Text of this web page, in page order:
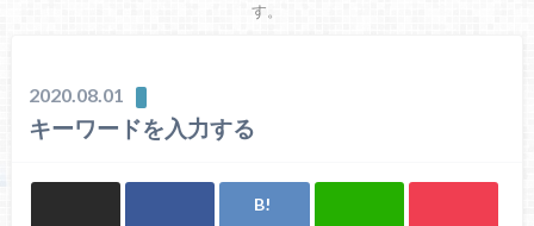
す。
2020.08.01
キーワードを入力する